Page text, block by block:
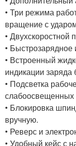
• Три режима
вращение с
• Двухскоростной
• Быстрозарядное
• Встроенный
индикации заряда
• Подсветка
слабоосвещенных
• Блокировка
вручную.
• Реверс и
• Удобный кейс с